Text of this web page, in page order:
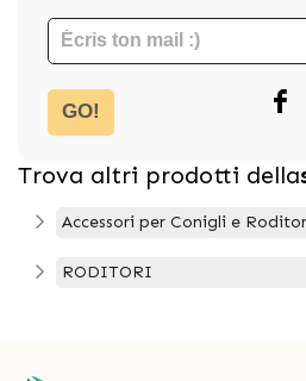
GO!
Trova altri prodotti della
Accessori per Conigli e
RODITORI